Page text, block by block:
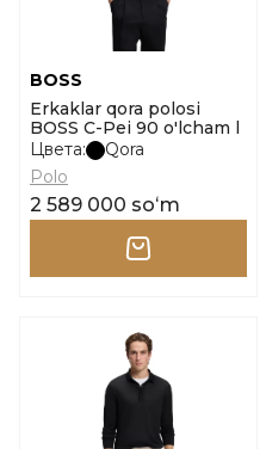
BOSS
Erkaklar qora polosi
BOSS C-Pei 90 o'lcham l
Цвета:
Qora
Polo
2 589 000 soʻm